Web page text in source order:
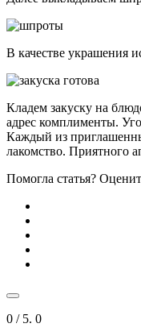
В качестве украшения
Кладем закуску на
адрес комплименты.
Каждый из
лакомство. Приятного
Помогла статья?
0 / 5. 0